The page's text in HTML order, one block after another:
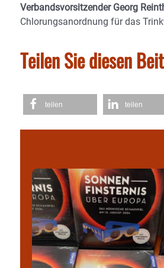
Verbandsvorsitzender Georg
Chlorungsanordnung für das
Teilen Sie diesen
teilen teilen